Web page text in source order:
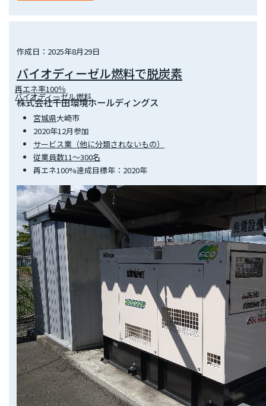
作成日：2025年8月29日
バイオディーゼル燃料で脱炭素
再エネ率100％
バイオディーゼル燃料
株式会社千田環境ホールディングス
宮城県大崎市
2020年12月参加
サービス業（他に分類されないもの）
従業員数11～300名
再エネ100%達成目標年：2020年